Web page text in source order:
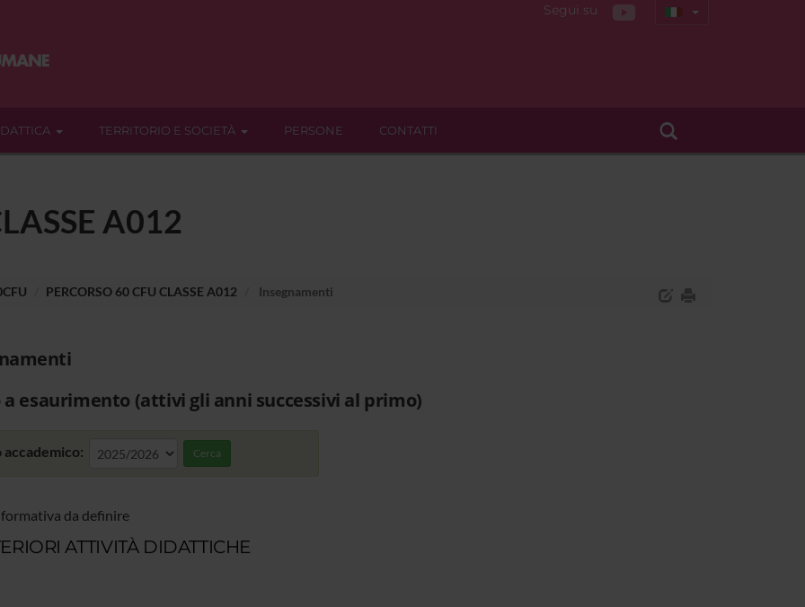
Segui su
TERRITORIO E SOCIETÀ PERSONE CONTATTI
A012
PERCORSO 60 CFU CLASSE A012 Insegnamenti
a esaurimento (attivi gli anni successivi al primo)
accademico: Cerca
da definire
ATTIVITÀ DIDATTICHE